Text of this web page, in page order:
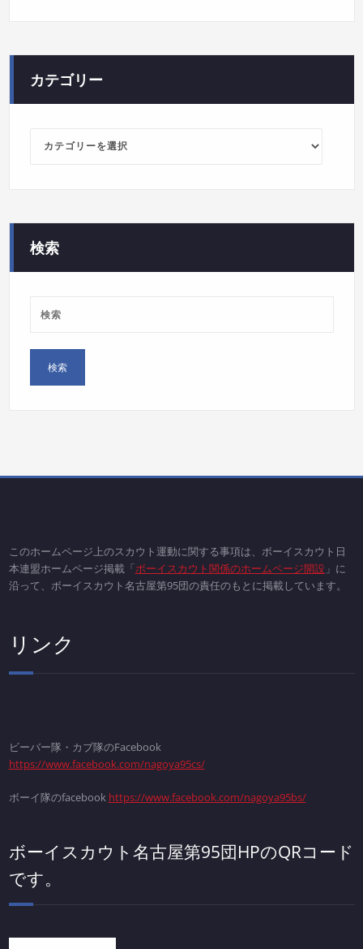
カテゴリー
ー
検索
このホームページ上のスカウト運動に関する事項は、ボーイスカウト日
本連盟ホームページ掲載「ボーイスカウト関係のホームページ開設」に
沿って、ボーイスカウト名古屋第95団の責任のもとに掲載しています。
リンク
ビーバー隊・カブ隊のFacebook
https://www.facebook.com/nagoya95cs/
ボーイ隊のfacebook https://www.facebook.com/nagoya95bs/
ボーイスカウト名古屋第95団HPのQRコード
です。